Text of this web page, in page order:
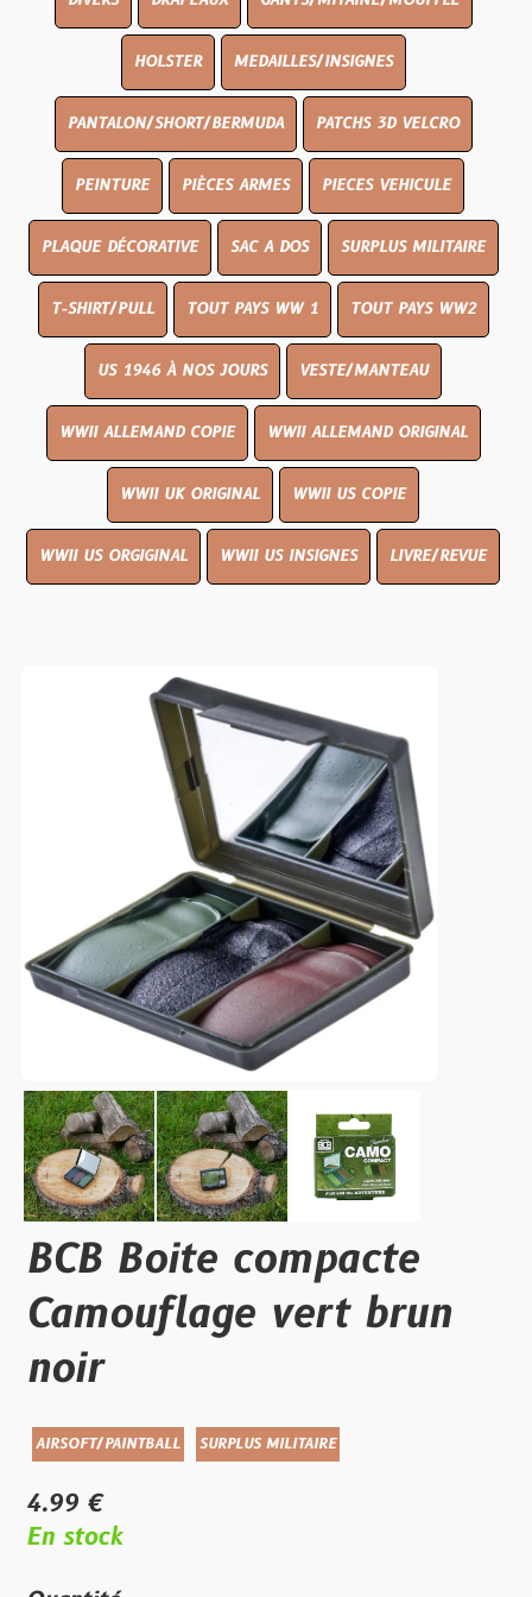
HOLSTER MEDAILLES/INSIGNES
PANTALON/SHORT/BERMUDA PATCHS 3D VELCRO
PEINTURE PIÈCES ARMES PIECES VEHICULE
PLAQUE DÉCORATIVE SAC A DOS SURPLUS MILITAIRE
T-SHIRT/PULL TOUT PAYS WW 1 TOUT PAYS WW2
US 1946 À NOS JOURS VESTE/MANTEAU
WWII ALLEMAND COPIE WWII ALLEMAND ORIGINAL
WWII UK ORIGINAL WWII US COPIE
WWII US ORGIGINAL WWII US INSIGNES LIVRE/REVUE
BCB Boite compacte
Camouflage vert brun
noir
AIRSOFT/PAINTBALL SURPLUS MILITAIRE
4.99 €
En stock